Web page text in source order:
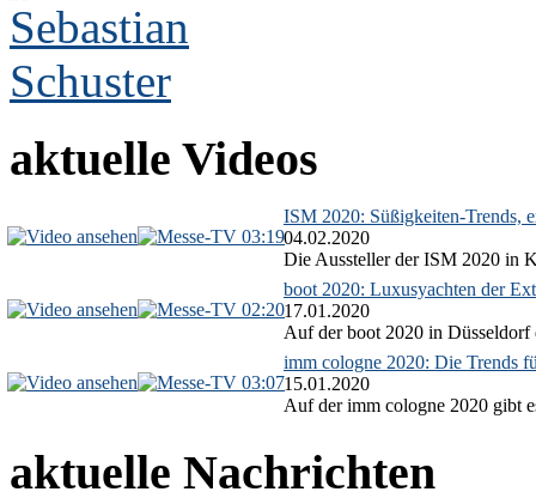
aktuelle Videos
03:19
ISM 2020: Süßigkeiten-Trends,
04.02.2020
Die Aussteller der ISM 2020 in
02:20
boot 2020: Luxusyachten der
17.01.2020
Auf der boot 2020 in Düsseldorf
03:07
imm cologne 2020: Die Trends
15.01.2020
Auf der imm cologne 2020 gibt
aktuelle Nachrichten